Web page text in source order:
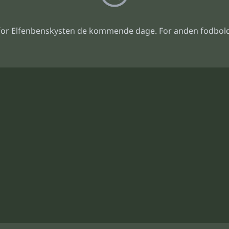
Elfenbenskysten de kommende dage. For anden